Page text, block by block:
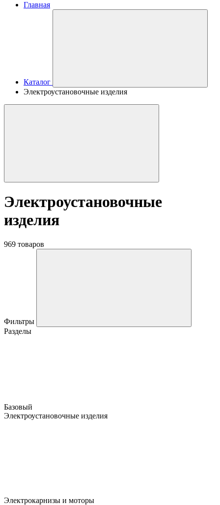
Главная
Каталог
Электроустановочные изделия
Электроустановочные
изделия
969 товаров
Фильтры
Разделы
Базовый
Электроустановочные изделия
Электрокарнизы и моторы